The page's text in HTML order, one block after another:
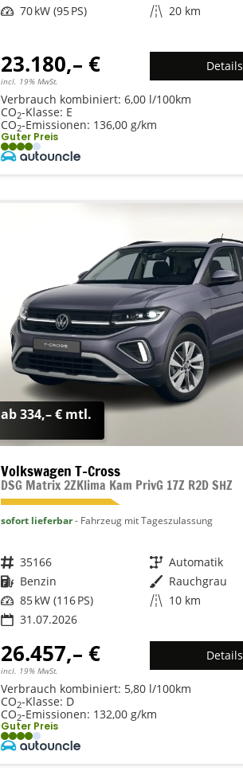
Leistung 70 kW (95 PS) Kilometerstand 20 km
23.180,– €
incl. 19% MwSt.
Details
Verbrauch kombiniert: 6,00 l/100km
CO2-Klasse: E
CO2-Emissionen: 136,00 g/km
Guter Preis
ab 334,– € mtl.
Volkswagen T-Cross
DSG Matrix 2ZKlima Kam PrivG 17Z R2D SHZ
sofort lieferbar Fahrzeug mit Tageszulassung
Fahrzeugnr. 35166 Getriebe Automatik
Kraftstoff Benzin Außenfarbe Rauchgrau
Leistung 85 kW (116 PS) Kilometerstand 10 km
31.07.2026
26.457,– €
incl. 19% MwSt.
Details
Verbrauch kombiniert: 5,80 l/100km
CO2-Klasse: D
CO2-Emissionen: 132,00 g/km
Guter Preis